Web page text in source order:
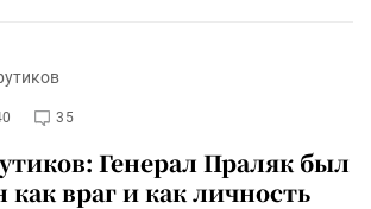
35
Генерал Праляк был
враг и как личность